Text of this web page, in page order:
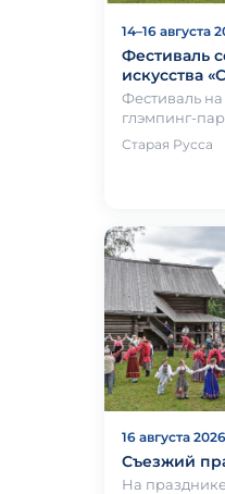
14–16 августа
Фестиваль
искусства
Фестиваль
глэмпинг-
Ильменского
Старая Русса
16 августа 2026
Съезжий
На